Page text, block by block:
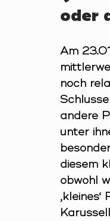
oder
Am
noch
andere
unter
diesem
obwohl